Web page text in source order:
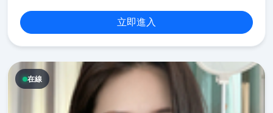
立即進入
在線